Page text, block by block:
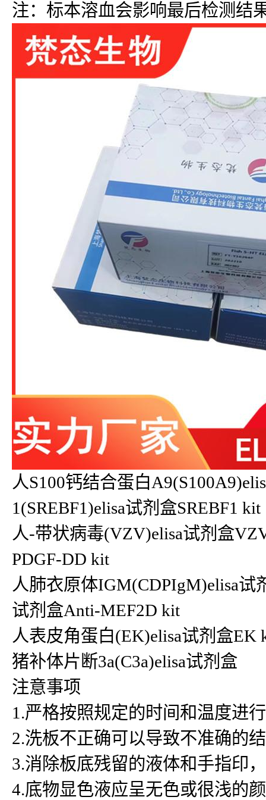
注：标本溶血会影响最后检测结
人S100钙结合蛋白
1(SREBF1)elisa试剂盒SREBF1 kit
人-带状病毒(VZV)elisa试剂盒
PDGF-DD kit
人肺衣原体IGM(CDPIgM)elisa
试剂盒Anti-MEF2D kit
人表皮角蛋白(EK)elisa试剂盒
猪补体片断3a(C3a)elisa试剂盒
注意事项
1.严格按照规定的时间和温度进
2.洗板不正确可以导致不准确的
3.消除板底残留的液体和手指印
4.底物显色液应呈无色或很浅的